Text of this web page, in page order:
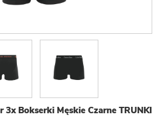
3x Bokserki Męskie Czarne TRUNKI